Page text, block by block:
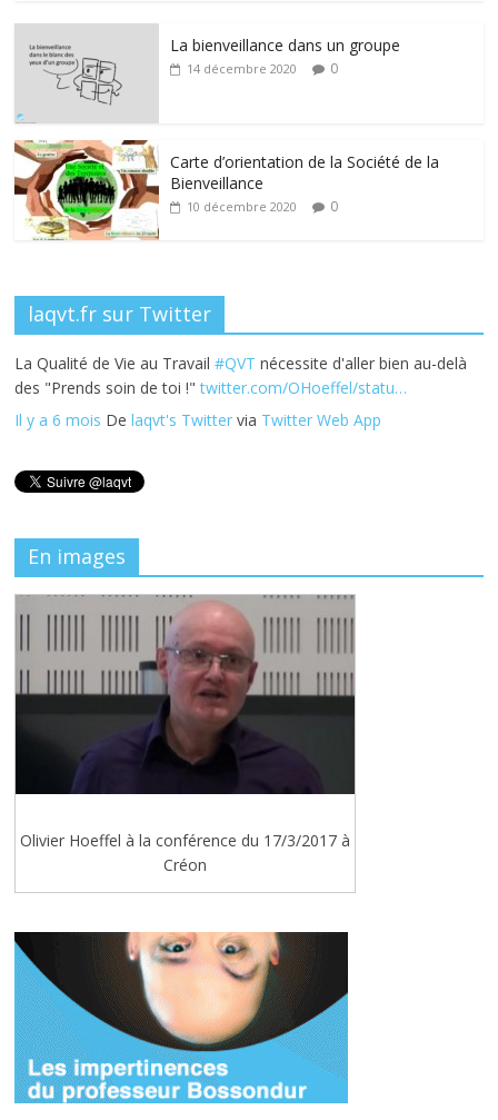
e
b
o
o
k
itt
er e e g
La bienveillance dans un groupe
14 décembre 2020 0
Carte d’orientation de la Société de la
Bienveillance
10 décembre 2020 0
laqvt.fr sur Twitter
La Qualité de Vie au Travail#QVT nécessite d'aller bien au-delà
des "Prends soin de toi !"twitter.com/OHoeffel/statu…
Il y a 6 mois Delaqvt's Twitter via Twitter Web App
En images
Olivier Hoeffel à la conférence du 17/3/2017 à
Créon